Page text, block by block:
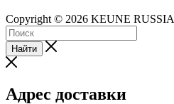
Copyright © 2026 KEUNE RUSSIA
Найти
Адрес доставки